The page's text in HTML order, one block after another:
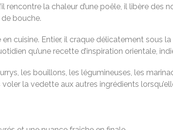
la chaleur d’une poêle, il libère des
bouche.
cuisine. Entier, il craque délicatement sous
qu’une recette d’inspiration orientale,
les bouillons, les légumineuses, les
la vedette aux autres ingrédients